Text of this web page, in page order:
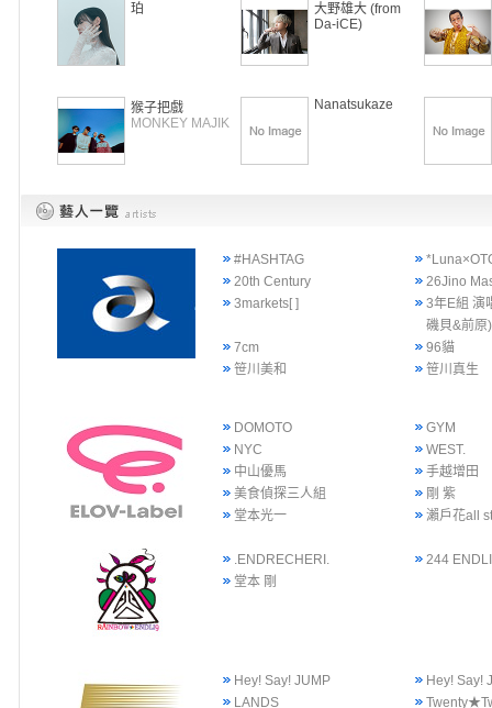
珀
大野雄大 (from
Da-iCE)
猴子把戲
MONKEY MAJIK
Nanatsukaze
#HASHTAG
20th Century
26Jino
3markets[ ]
3年E組 演
磯貝&前原)
7cm
96貓
笹川美和
笹川真生
DOMOTO
GYM
NYC
WEST.
中山優馬
手越增田
美食偵探三人組
剛 紫
堂本光一
瀨戶花all
.ENDRECHERI.
244
堂本 剛
Hey! Say! JUMP
Hey! Say!
LANDS